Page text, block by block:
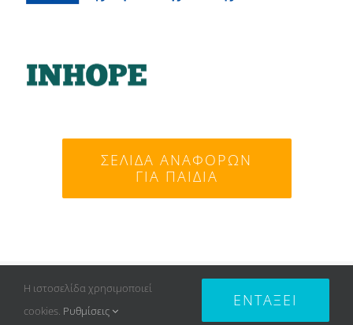
ΣΕΛΊΔΑ ΑΝΑΦΟΡΏΝ
ΓΙΑ ΠΑΙΔΙΆ
© Copyright 2007 -
Reserved | Created by
Η ιστοσελίδα χρησιμοποιεί
cookies. Ρυθμίσεις
ΕΝΤΆΞΕΙ